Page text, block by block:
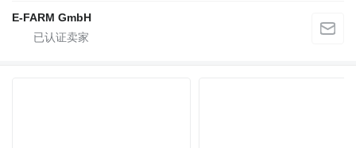
E-FARM GmbH